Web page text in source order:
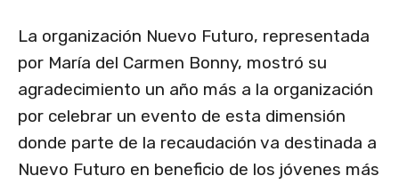
La organización Nuevo Futuro, representada
por María del Carmen Bonny, mostró su
agradecimiento un año más a la organización
por celebrar un evento de esta dimensión
donde parte de la recaudación va destinada a
Nuevo Futuro en beneficio de los jóvenes más